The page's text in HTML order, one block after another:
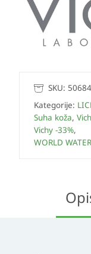
SKU:
Kategorije:
Suha koža,
Vichy -33%,
WORLD